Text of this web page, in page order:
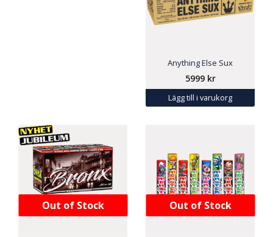
Anything Else Sux
5999 kr
Lägg till i varukorg
Out of Stock Out of Stock